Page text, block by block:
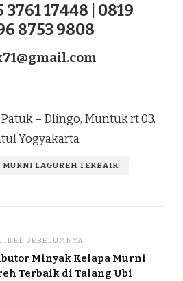
17448 | 0819
8753 9808
– Dlingo, Muntuk rt 03,
Yogyakarta
MURNI LAGUREH TERBAIK
SEBELUMNYA
Minyak Kelapa Murni
Terbaik di Talang Ubi